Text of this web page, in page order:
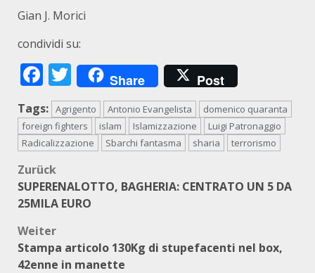
Gian J. Morici
condividi su:
Facebook
Twitter
Share Post
Tags: Agrigento Antonio Evangelista
domenico quaranta
foreign fighters
islam Islamizzazione
Luigi Patronaggio
Radicalizzazione
Sbarchi fantasma sharia terrorismo
Beitragsnavigation
Zurück
SUPERENALOTTO, BAGHERIA: CENTRATO UN 5 DA
25MILA EURO
Weiter
Stampa articolo 130Kg di stupefacenti nel box,
42enne in manette